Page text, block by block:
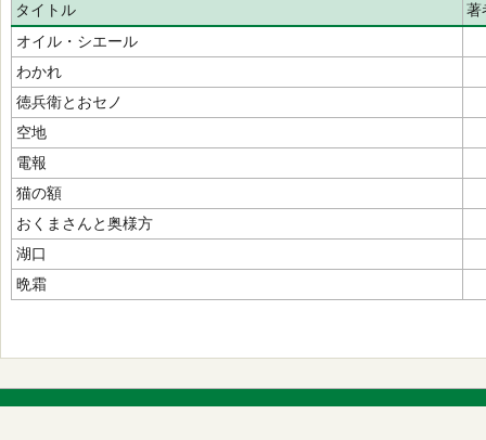
タイトル
著
オイル・シエール
わかれ
徳兵衛とおセノ
空地
電報
猫の額
おくまさんと奥様方
湖口
晩霜